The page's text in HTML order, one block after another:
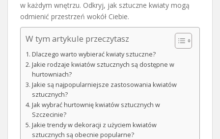
w każdym wnętrzu. Odkryj, jak sztuczne kwiaty mogą
odmienić przestrzeń wokół Ciebie.
W tym artykule przeczytasz
Dlaczego warto wybierać kwiaty sztuczne?
Jakie rodzaje kwiatów sztucznych są dostępne w
hurtowniach?
Jakie są najpopularniejsze zastosowania kwiatów
sztucznych?
Jak wybrać hurtownię kwiatów sztucznych w
Szczecinie?
Jakie trendy w dekoracji z użyciem kwiatów
sztucznych są obecnie popularne?